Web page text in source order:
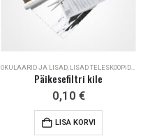
OKULAARID JA LISAD, LISAD TELESKOOPIDELE
Päikesefiltri kile
0,10 €
LISA KORVI